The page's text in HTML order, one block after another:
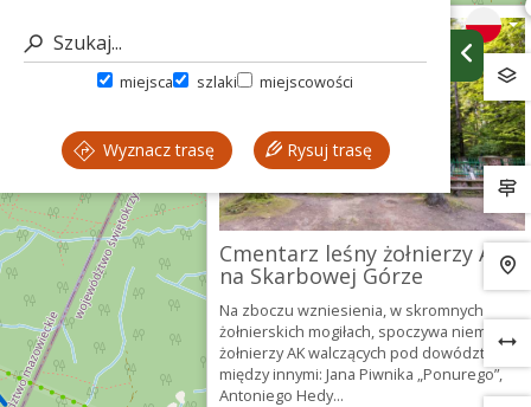
miejsca szlaki miejscowości
Wyznacz trasę Rysuj trasę
Cmentarz leśny żołnierzy AK
na Skarbowej Górze
Na zboczu wzniesienia, w skromnych
żołnierskich mogiłach, spoczywa niemal 35
żołnierzy AK walczących pod dowództwem
między innymi: Jana Piwnika „Ponurego”,
Antoniego Hedy...